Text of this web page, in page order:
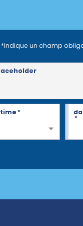
*Indique un champ
*
*